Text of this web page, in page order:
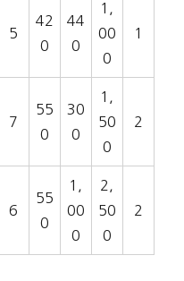
5
42
0
44
0
1,
00
0
1
7
55
0
30
0
1,
50
0
2
6
55
0
1,
00
0
2,
50
0
2